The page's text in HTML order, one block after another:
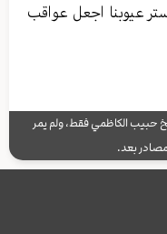
عيوبنا اجعل عواقب
الكاظمي فقط، ولم يمر
بعد.